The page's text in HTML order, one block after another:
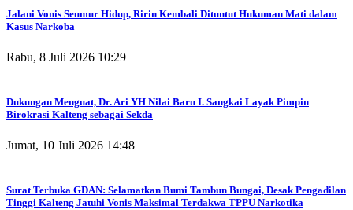
Jalani Vonis Seumur Hidup, Ririn Kembali Dituntut Hukuman Mati dalam
Kasus Narkoba
Rabu, 8 Juli 2026 10:29
Dukungan Menguat, Dr. Ari YH Nilai Baru I. Sangkai Layak Pimpin
Birokrasi Kalteng sebagai Sekda
Jumat, 10 Juli 2026 14:48
Surat Terbuka GDAN: Selamatkan Bumi Tambun Bungai, Desak Pengadilan
Tinggi Kalteng Jatuhi Vonis Maksimal Terdakwa TPPU Narkotika